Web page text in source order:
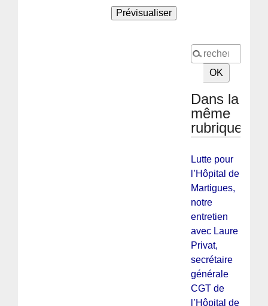
Dans la
même
rubrique
Lutte pour
l’Hôpital de
Martigues,
notre
entretien
avec Laure
Privat,
secrétaire
générale
CGT de
l’Hôpital de